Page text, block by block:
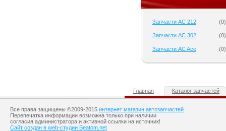
Запчасти AC 212 (0)
Запчасти AC 302 (0)
Запчасти AC Ace (0)
Главная Каталог запчастей
Все права защищены ©2009-2015 интернет магазин автозапчастей
Перепечатка информации возможна только при наличии
согласия администратора и активной ссылки на источник!
Сайт создан в web-студии Beatom.net